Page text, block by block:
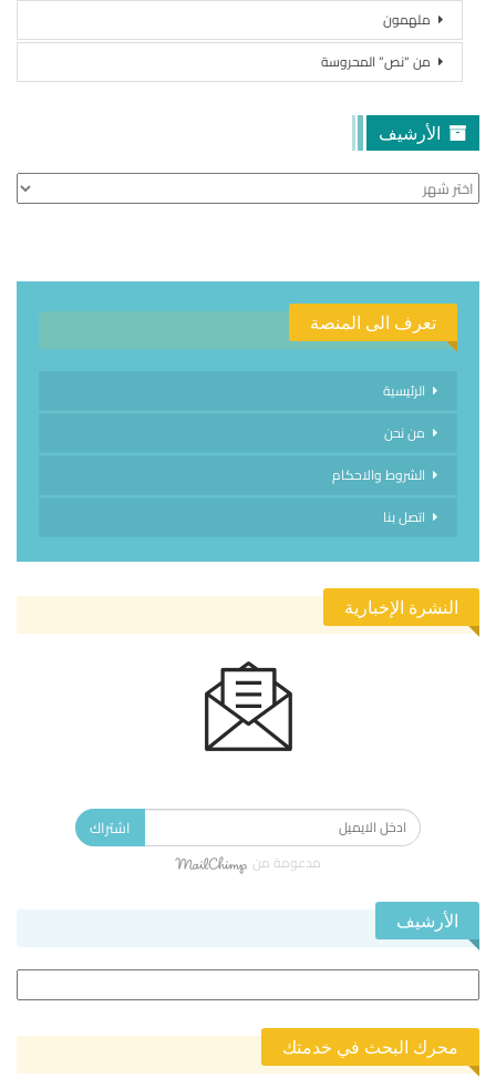
ملهمون
من “نص” المحروسة
الأرشيف
الأرشيف
تعرف الى المنصة
الرئيسية
من نحن
الشروط والاحكام
اتصل بنا
النشرة الإخبارية
اشتراك
مدعومة من
الأرشيف
محرك البحث في خدمتك